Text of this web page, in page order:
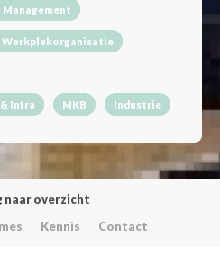
Management
Werkplekorganisatie
Infra MKB Industrie
naar overzicht
Kennis Contact